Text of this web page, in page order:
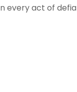
every act of